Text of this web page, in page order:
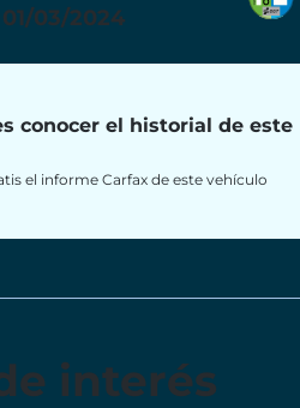
01/03/2024
conocer el historial de este
el informe Carfax de este vehículo
interés